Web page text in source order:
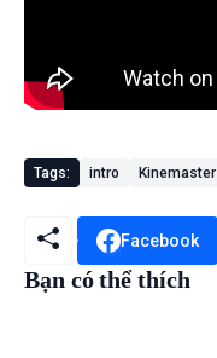
Tags: intro Kinemaster
Facebook
Bạn có thể thích